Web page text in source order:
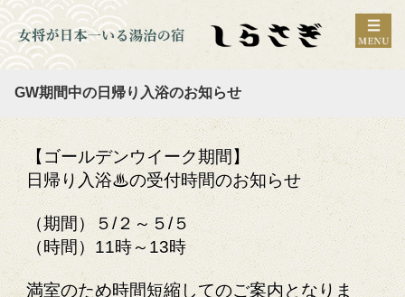
GW期間中の日帰り入浴のお知らせ
【ゴールデンウイーク期間】
日帰り入浴♨の受付時間のお知らせ
（期間）５/２～５/５
（時間）11時～13時
満室のため時間短縮してのご案内となりま